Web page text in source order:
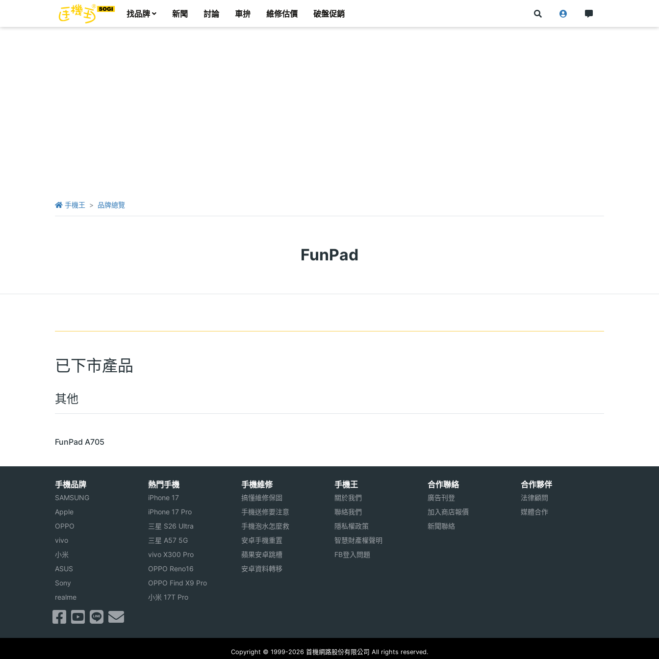
找品牌 新聞 討論 車拚 維修估價 破盤促銷
手機王 品牌總覽
FunPad
已下市產品
其他
FunPad A705
手機品牌
SAMSUNG
Apple
OPPO
vivo
小米
ASUS
Sony
realme
熱門手機
iPhone 17
iPhone 17 Pro
三星 S26 Ultra
三星 A57 5G
vivo X300 Pro
OPPO Reno16
OPPO Find X9 Pro
小米 17T Pro
手機維修
搞懂維修保固
手機送修要注意
手機泡水怎麼救
安卓手機重置
蘋果安卓跳槽
安卓資料轉移
手機王
關於我們
聯絡我們
隱私權政策
智慧財產權聲明
FB登入問題
合作聯絡
廣告刊登
加入商店報價
新聞聯絡
合作夥伴
法律顧問
媒體合作
Copyright © 1999-2026 首機網路股份有限公司 All rights reserved.